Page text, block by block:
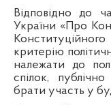
Відповідно до
України «Про
критерію
належати до
спілок,
брати участь у